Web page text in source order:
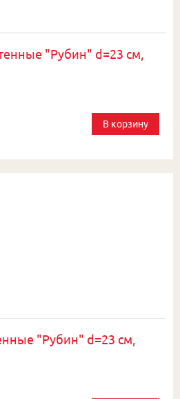
"Рубин" d=23 см,
В корзину
"Рубин" d=23 см,